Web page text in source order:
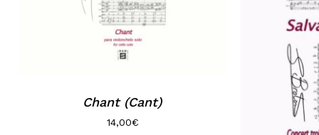
Chant (Cant)
14,00€